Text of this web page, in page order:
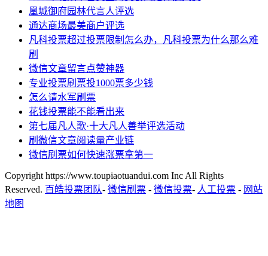
凰城御府园林代言人评选
通达商场最美商户评选
凡科投票超过投票限制怎么办，凡科投票为什么那么难
刷
微信文章留言点赞神器
专业投票刷票投1000票多少钱
怎么请水军刷票
花钱投票能不能看出来
第七届凡人歌·十大凡人善举评选活动
刷微信文章阅读量产业链
微信刷票如何快速涨票拿第一
Copyright https://www.toupiaotuandui.com Inc All Rights
Reserved. 百皓投票团队- 微信刷票 - 微信投票- 人工投票 - 网站
地图